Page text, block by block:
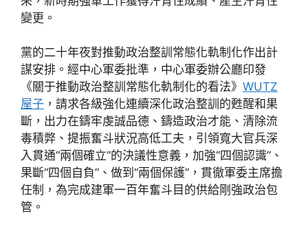
變更。
黨的二十年夜對推動政治整訓常態化軌制化作出計
謀安排。經中心軍委批準，中心軍委辦公廳印發
《關于推動政治整訓常態化軌制化的看法》 WUTZ
屋子 ，請求各級強化連續深化政治整訓的甦醒和果
斷，出力在鑄牢虔誠品德、鑄造政治才能、清除流
毒積弊、提振奮斗狀況高低工夫，引領寬大官兵深
入貫通“兩個確立”的決議性意義，加強“四個認識”、
果斷“四個自負”、做到“兩個保護”，貫徹軍委主席擔
任制，為完成建軍一百年奮斗目的供給剛強政治包
管。